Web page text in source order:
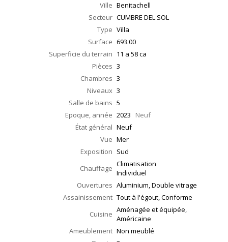
Ville Benitachell
Secteur CUMBRE DEL SOL
Type Villa
Surface 693.00
Superficie du terrain 11 a 58 ca
Pièces 3
Chambres 3
Niveaux 3
Salle de bains 5
Epoque, année 2023 Neuf
État général Neuf
Vue Mer
Exposition Sud
Chauffage Climatisation
Individuel
Ouvertures Aluminium, Double vitrage
Assainissement Tout à l'égout, Conforme
Cuisine Aménagée et équipée,
Américaine
Ameublement Non meublé